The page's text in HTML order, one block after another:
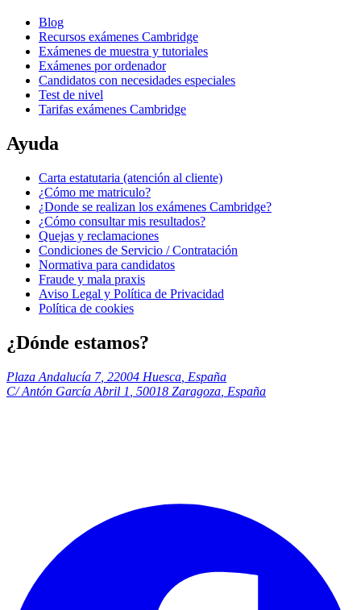
Blog
Recursos exámenes Cambridge
Exámenes de muestra y tutoriales
Exámenes por ordenador
Candidatos con necesidades especiales
Test de nivel
Tarifas exámenes Cambridge
Ayuda
Carta estatutaria (atención al cliente)
¿Cómo me matriculo?
¿Donde se realizan los exámenes Cambridge?
¿Cómo consultar mis resultados?
Quejas y reclamaciones
Condiciones de Servicio / Contratación
Normativa para candidatos
Fraude y mala praxis
Aviso Legal y Política de Privacidad
Política de cookies
¿Dónde estamos?
Plaza Andalucía 7, 22004 Huesca España
C/ Antón García Abril 1 50018 Zaragoza España